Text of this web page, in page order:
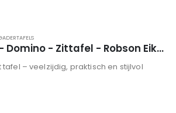
Schaffenburg - Domino - Zittafel - Robson Eiken
tafel – veelzijdig, praktisch en stijlvol